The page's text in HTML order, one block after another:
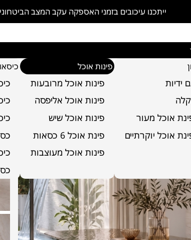
ייתכנו עיכובים בזמני האספקה עקב המצב
ידיות
אוכל מעור
אוכל יוקרתיים
פינות אוכל
פינות אוכל מרובעות
פינות אוכל אליפסה
פינות אוכל שיש
פינת אוכל 6 כסאות
פינות אוכל מעוצבות